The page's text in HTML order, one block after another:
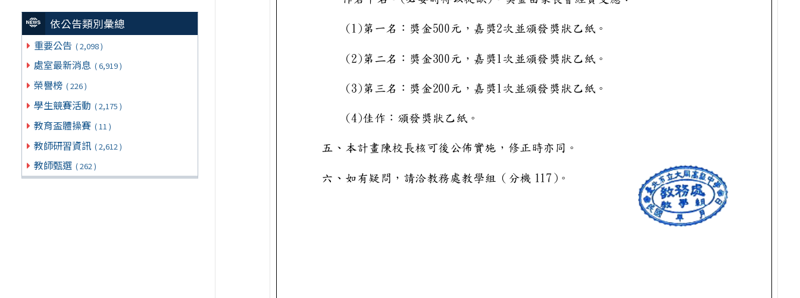
依公告類別彙總
重要公告 ( 2,098 )
處室最新消息 ( 6,919 )
榮譽榜 ( 226 )
學生競賽活動 ( 2,175 )
教育盃體操賽 ( 11 )
教師研習資訊 ( 2,612 )
教師甄選 ( 262 )